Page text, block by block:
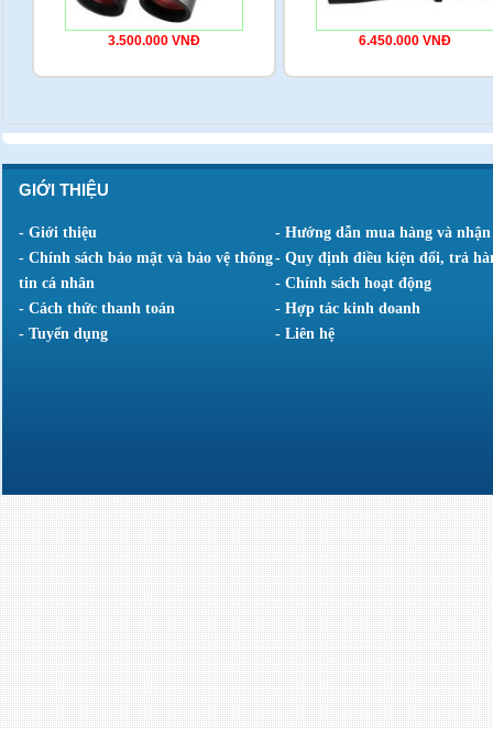
3.500.000 VNĐ 6.450.000 VNĐ
GIỚI THIỆU
- Giới thiệu
- Hướng dẫn mua hàng và
- Chính sách bảo mật và bảo vệ thông
tin cá nhân
- Quy định điều kiện đổi, trả
- Chính sách hoạt động
- Cách thức thanh toán
- Hợp tác kinh doanh
- Tuyển dụng
- Liên hệ